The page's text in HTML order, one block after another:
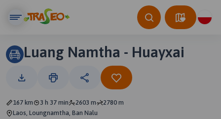
Luang Namtha - Huayxai
167 km 3 h 37 min 2603 m
2780 m
Laos, Loungnamtha, Ban Nalu